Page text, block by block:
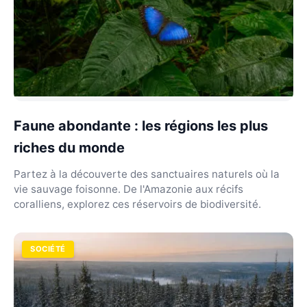
Faune abondante : les régions les plus
riches du monde
Partez à la découverte des sanctuaires naturels où la
vie sauvage foisonne. De l'Amazonie aux récifs
coralliens, explorez ces réservoirs de biodiversité.
SOCIÉTÉ